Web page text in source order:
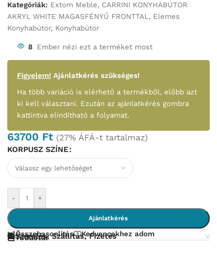
Kategóriák: Extom Meble, CARRINI KONYHABÚTOR
AKRYL WHITE MAGASFÉNYŰ FRONTTAL, Elemes
Konyhabútor, Konyhabútor
8 Ember nézi ezt a terméket most
Figyelem! Ajánlatkérés szükséges!
Ha több variáció is elérhető a termékből, előbb azt
ki kell választani. Ezután az ajánlatkérés gombra
kattintva elindítható a folyamat.
63700 Ft (27% ÁFÁ-t tartalmaz)
KORPUSZ SZÍNE
- +
Ajánlatkérés
Összehasonlítás Kedvencekhez adom
Szerelés, Szállítás, Fizetés
Tudástár